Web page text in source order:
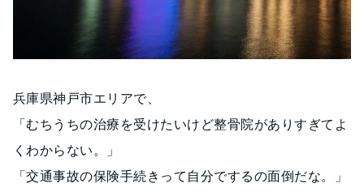
兵庫県神戸市エリアで、
「むちうちの治療を受けたいけど整骨院がありすぎてよ
くわからない。」
「交通事故の保険手続きって自分でするの面倒だな。」